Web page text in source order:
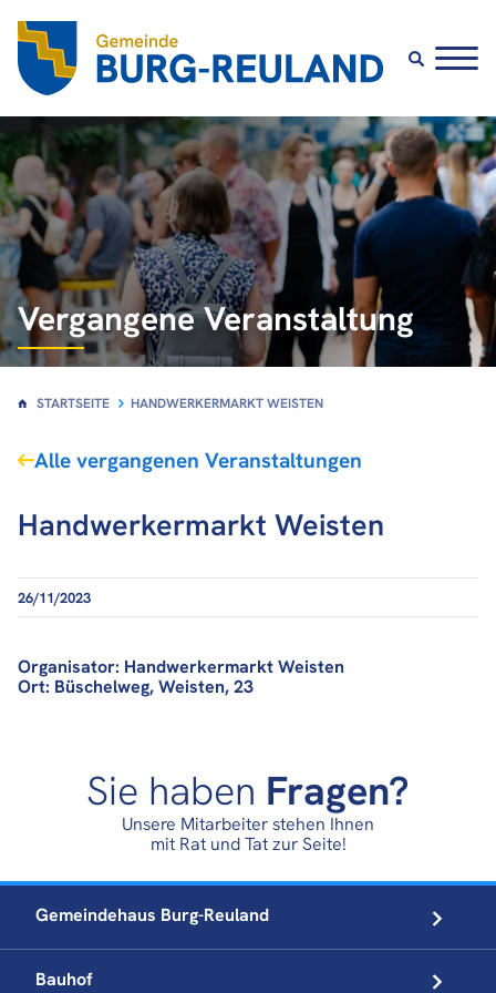
Vergangene Veranstaltung
STARTSEITE HANDWERKERMARKT WEISTEN
Alle vergangenen Veranstaltungen
Handwerkermarkt Weisten
26/11/2023
Organisator: Handwerkermarkt Weisten
Ort: Büschelweg, Weisten, 23
Sie haben Fragen?
Unsere Mitarbeiter stehen Ihnen
mit Rat und Tat zur Seite!
Gemeindehaus Burg-Reuland
Bauhof